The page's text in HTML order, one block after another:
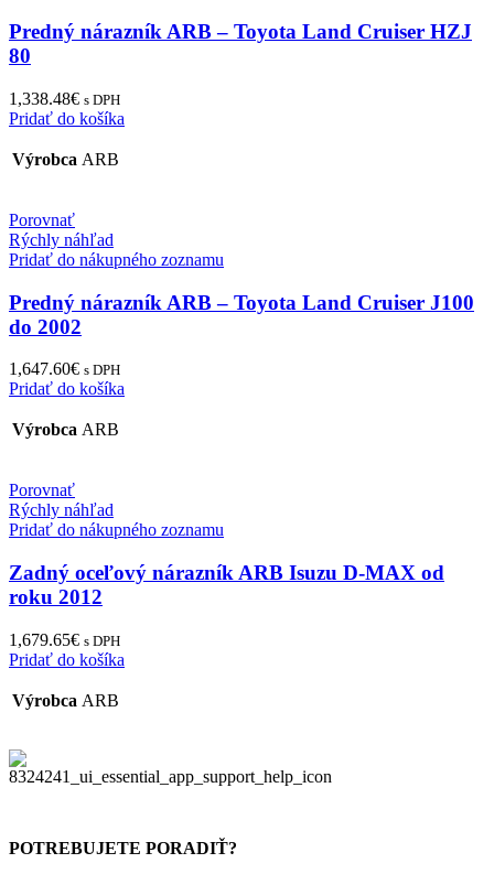
Predný nárazník ARB – Toyota Land Cruiser HZJ
80
1,338.48€ s DPH
Pridať do košíka
Výrobca ARB
Porovnať
Rýchly náhľad
Pridať do nákupného zoznamu
Predný nárazník ARB – Toyota Land Cruiser J100
do 2002
1,647.60€ s DPH
Pridať do košíka
Výrobca ARB
Porovnať
Rýchly náhľad
Pridať do nákupného zoznamu
Zadný oceľový nárazník ARB Isuzu D-MAX od
roku 2012
1,679.65€ s DPH
Pridať do košíka
Výrobca ARB
POTREBUJETE PORADIŤ?